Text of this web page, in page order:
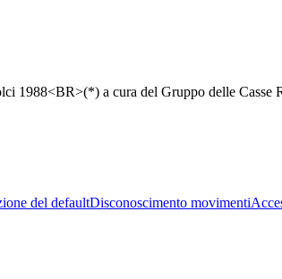
del defaultDisconoscimento movimenti